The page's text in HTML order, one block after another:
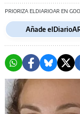
PRIORIZA ELDIARIOAR EN
Añade